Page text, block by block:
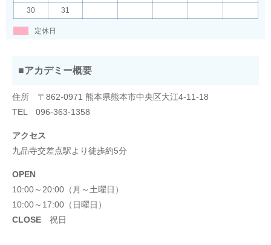
30
31
定休日
■アカデミー概要
住所 〒862-0971 熊本県熊本市中央区大江4-11-18
TEL 096-363-1358
アクセス
九品寺交差点駅より徒歩約5分
OPEN
10:00～20:00（月～土曜日）
10:00～17:00（日曜日）
CLOSE 祝日